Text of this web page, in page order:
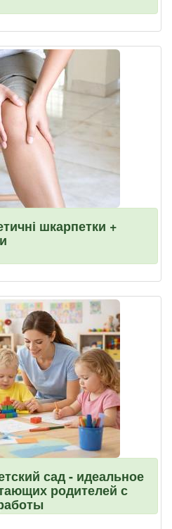
шкарпетки +
сад - идеальное
родителей с